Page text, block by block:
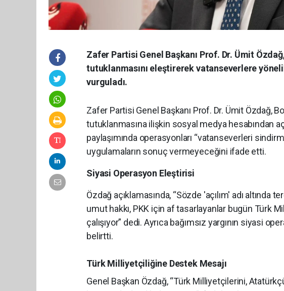
Zafer Partisi Genel Başkanı Prof. Dr. Ümit
tutuklanmasını eleştirerek vatanseverlere
vurguladı.
Zafer Partisi Genel Başkanı Prof. Dr. Ümit Özdağ,
tutuklanmasına ilişkin sosyal medya hesabından
paylaşımında operasyonları “vatanseverleri
uygulamaların sonuç vermeyeceğini ifade etti.
Siyasi Operasyon Eleştirisi
Özdağ açıklamasında, “Sözde 'açılım' adı altında
umut hakkı, PKK için af tasarlayanlar bugün Türk
çalışıyor” dedi. Ayrıca bağımsız yargının siyasi
belirtti.
Türk Milliyetçiliğine Destek Mesajı
Genel Başkan Özdağ, “Türk Milliyetçilerini,